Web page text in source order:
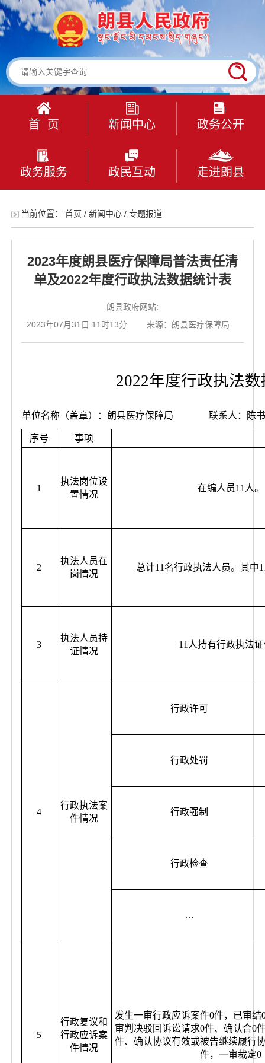
首 页 新闻中心 政务公开
政务服务 政民互动 走进朗县
当前位置： 首页 / 新闻中心/ 专题报道
2023年度朗县医疗保障局普法责任清
单及2022年度行政执法数据统计表
朗县政府网站:
2023年07月31日 11时13分
来源：朗县医疗保障局
2022年度行政执法
单位名称（盖章）：朗县医疗保障局 联系人：陈
序号 事项
1
执法岗位设
置情况
在编人员11人。
2
执法人员在
岗情况
总计11名行政执法人员。其中
3
执法人员持
证情况
11人持有行政执法
4
行政执法案
件情况
行政许可
行政处罚
行政强制
行政检查
…
5
行政复议和
行政应诉案
件情况
发生一审行政应诉案件0件，已审结
审判决驳回诉讼请求0件、确认合0
件、确认协议有效或被告继续履行
件，一审裁定0